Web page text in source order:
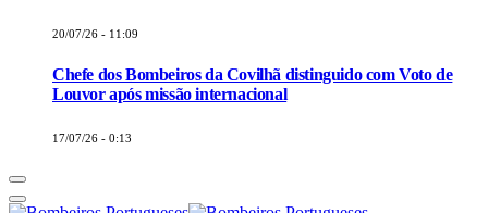
20/07/26 - 11:09
Chefe dos Bombeiros da Covilhã distinguido com Voto de
Louvor após missão internacional
17/07/26 - 0:13